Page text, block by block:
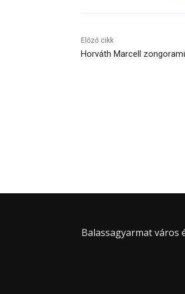
Előző cikk
Horváth Marcell
Balassagyarmat